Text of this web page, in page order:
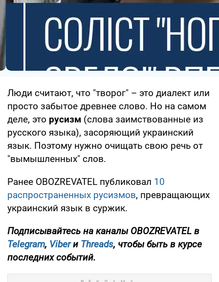
Люди считают, что "творог" – это диалект или
просто забытое древнее слово. Но на самом
деле, это русизм (слова заимствованные из
русского языка), засоряющий украинский
язык. Поэтому нужно очищать свою речь от
"вымышленных" слов.
Ранее OBOZREVATEL публиковал 10
распространенных русизмов, превращающих
украинский язык в суржик.
Подписывайтесь на каналы OBOZREVATEL в
Telegram, Viber и Threads, чтобы быть в курсе
последних событий.